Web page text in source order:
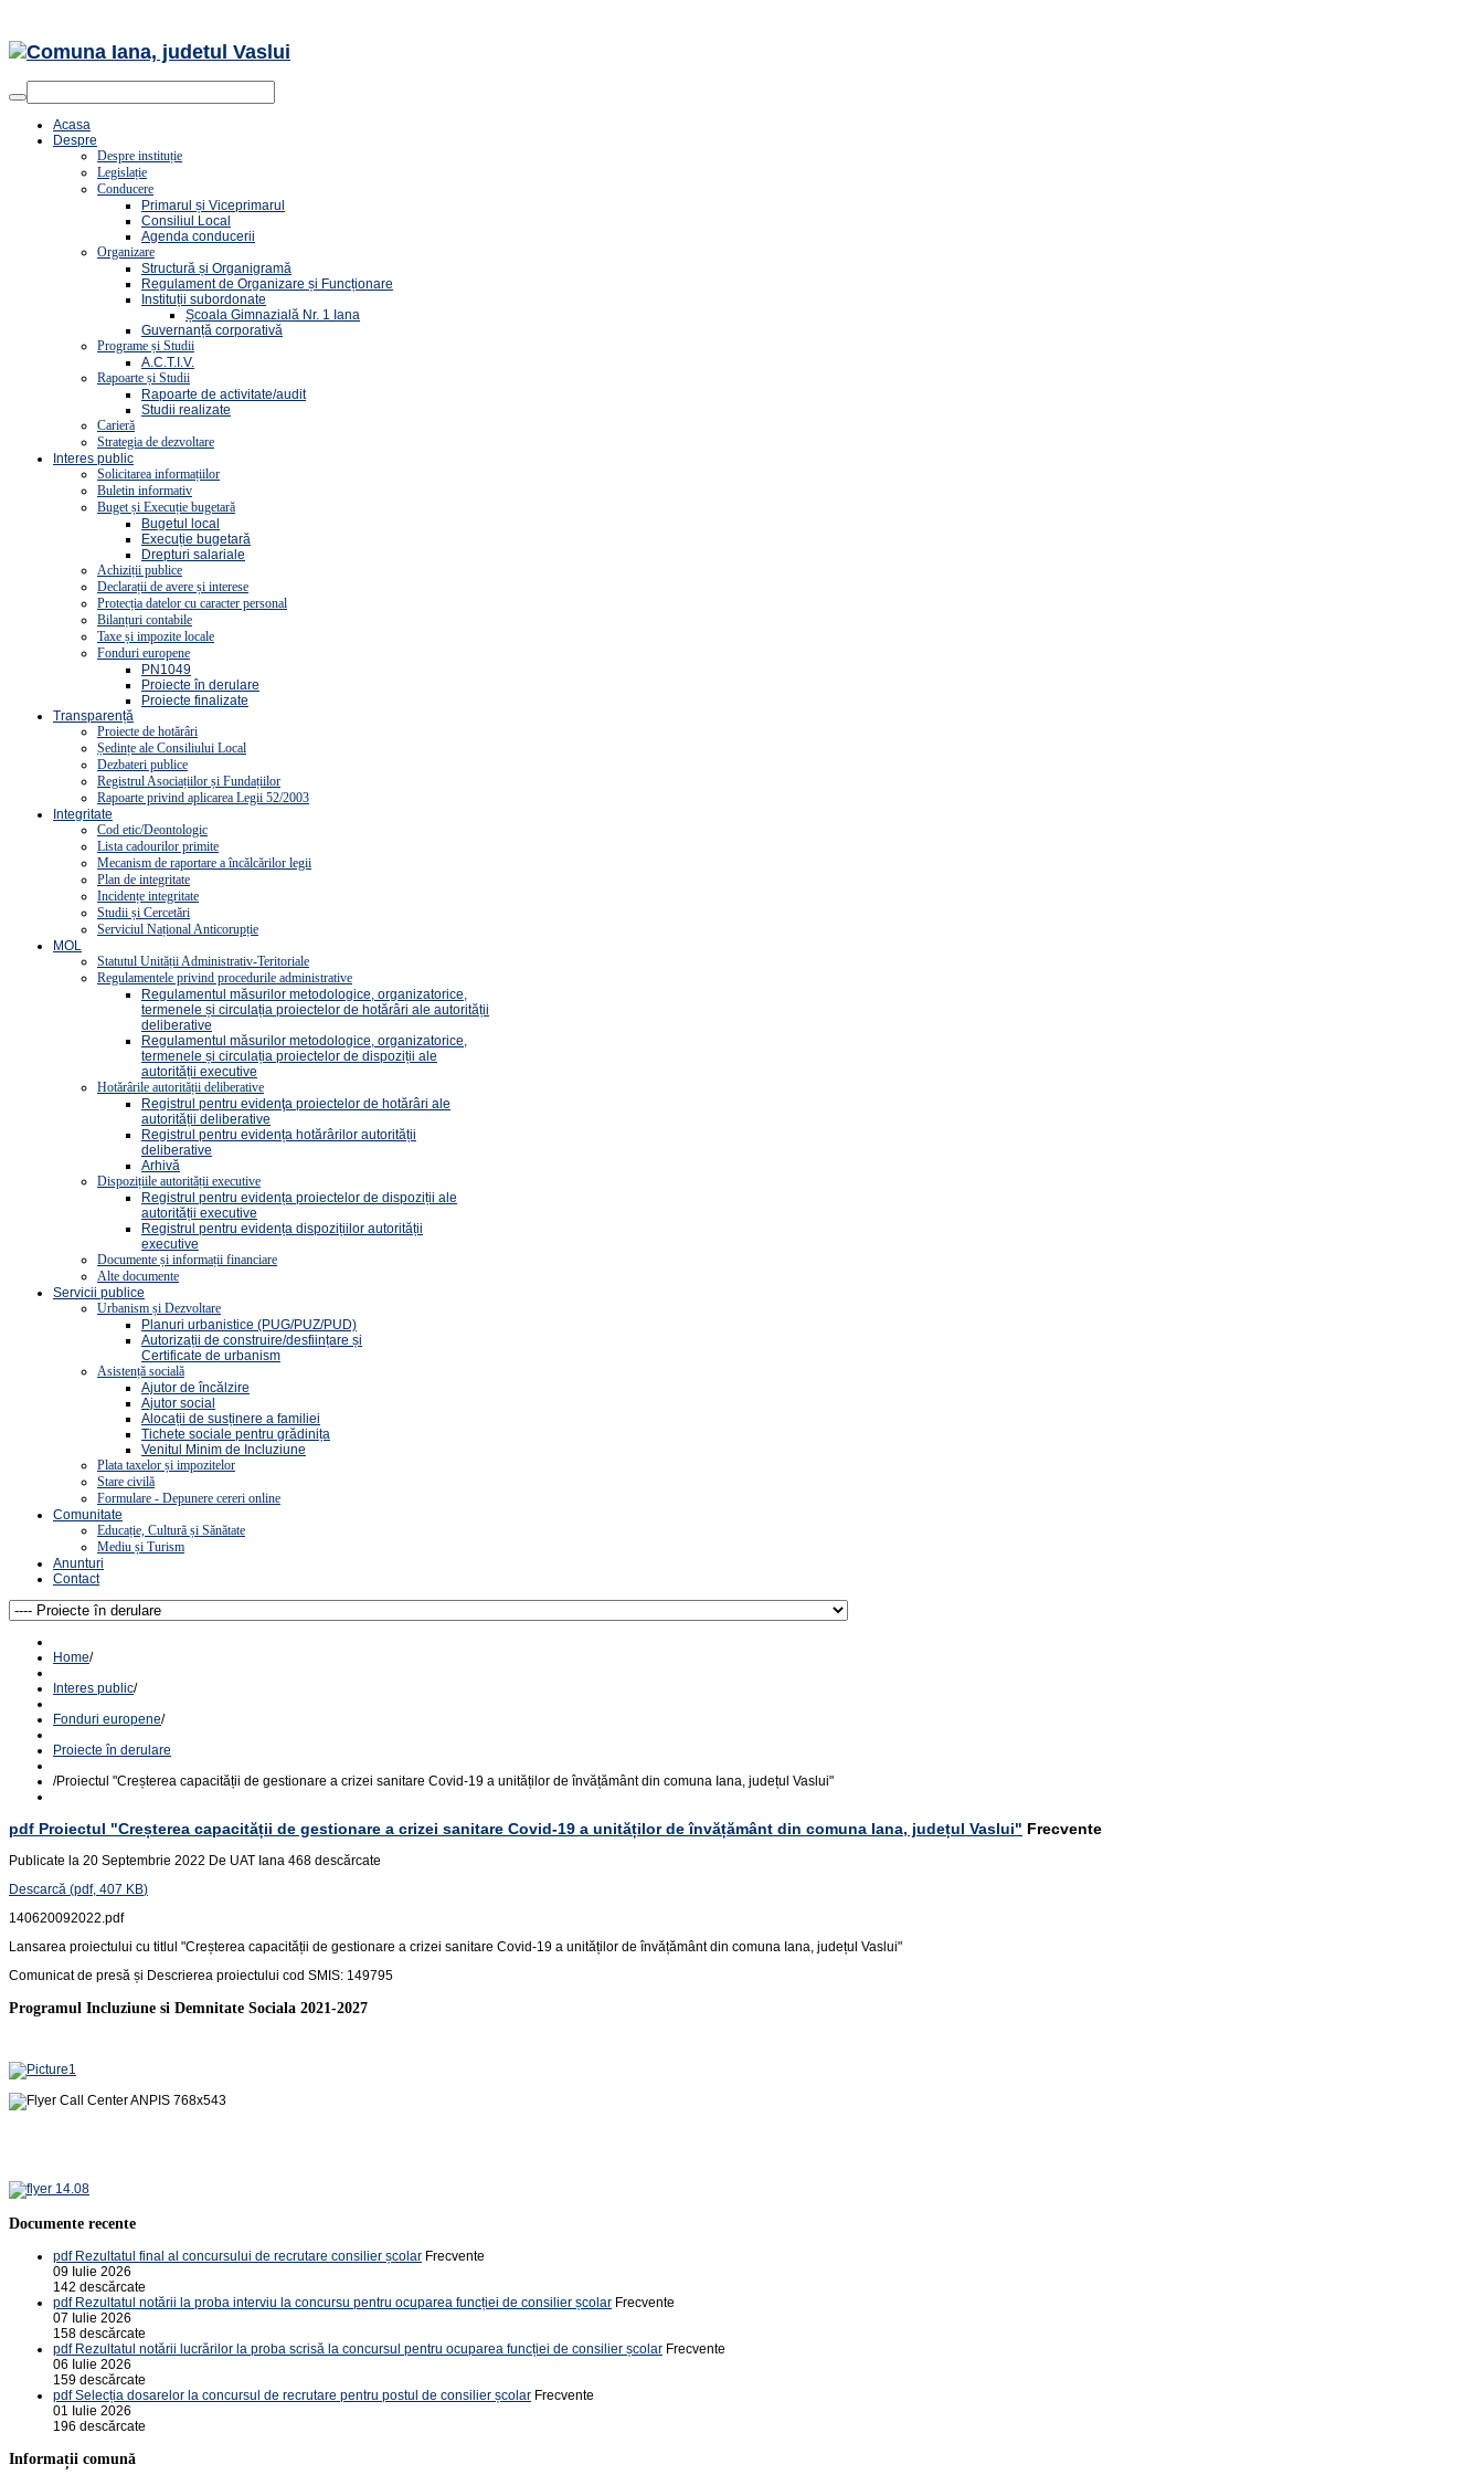
Acasa
Despre
Despre instituție
Legislație
Conducere
Primarul și Viceprimarul
Consiliul Local
Agenda conducerii
Organizare
Structură și Organigramă
Regulament de Organizare și Funcționare
Instituții subordonate
Școala Gimnazială Nr. 1 Iana
Guvernanță corporativă
Programe și Studii
A.C.T.I.V.
Rapoarte și Studii
Rapoarte de activitate/audit
Studii realizate
Carieră
Strategia de dezvoltare
Interes public
Solicitarea informațiilor
Buletin informativ
Buget și Execuție bugetară
Bugetul local
Execuție bugetară
Drepturi salariale
Achiziții publice
Declarații de avere și interese
Protecția datelor cu caracter personal
Bilanțuri contabile
Taxe și impozite locale
Fonduri europene
PN1049
Proiecte în derulare
Proiecte finalizate
Transparență
Proiecte de hotărâri
Ședințe ale Consiliului Local
Dezbateri publice
Registrul Asociațiilor și Fundațiilor
Rapoarte privind aplicarea Legii 52/2003
Integritate
Cod etic/Deontologic
Lista cadourilor primite
Mecanism de raportare a încălcărilor legii
Plan de integritate
Incidențe integritate
Studii și Cercetări
Serviciul Național Anticorupție
MOL
Statutul Unității Administrativ-Teritoriale
Regulamentele privind procedurile administrative
Regulamentul măsurilor metodologice, organizatorice,
termenele și circulația proiectelor de hotărâri ale autorității
deliberative
Regulamentul măsurilor metodologice, organizatorice,
termenele și circulația proiectelor de dispoziții ale
autorității executive
Hotărârile autorității deliberative
Registrul pentru evidenţa proiectelor de hotărâri ale
autorității deliberative
Registrul pentru evidența hotărârilor autorității
deliberative
Arhivă
Dispozițiile autorității executive
Registrul pentru evidența proiectelor de dispoziții ale
autorității executive
Registrul pentru evidența dispozițiilor autorității
executive
Documente și informații financiare
Alte documente
Servicii publice
Urbanism și Dezvoltare
Planuri urbanistice (PUG/PUZ/PUD)
Autorizații de construire/desființare și
Certificate de urbanism
Asistență socială
Ajutor de încălzire
Ajutor social
Alocații de susținere a familiei
Tichete sociale pentru grădinița
Venitul Minim de Incluziune
Plata taxelor și impozitelor
Stare civilă
Formulare - Depunere cereri online
Comunitate
Educație, Cultură și Sănătate
Mediu și Turism
Anunturi
Contact
Home/
Interes public/
Fonduri europene/
Proiecte în derulare
/Proiectul "Creșterea capacității de gestionare a crizei sanitare Covid-19 a unităților de învățământ din comuna Iana, județul Vaslui"
pdf Proiectul "Creșterea capacității de gestionare a crizei sanitare Covid-19 a unităților de învățământ din comuna Iana, județul Vaslui" Frecvente
Publicate la 20 Septembrie 2022 De UAT Iana 468 descărcate
Descarcă (pdf, 407 KB)
140620092022.pdf
Lansarea proiectului cu titlul "Creșterea capacității de gestionare a crizei sanitare Covid-19 a unităților de învățământ din comuna Iana, județul Vaslui"
Comunicat de presă și Descrierea proiectului cod SMIS: 149795
Programul Incluziune si Demnitate Sociala 2021-2027
Documente recente
pdf Rezultatul final al concursului de recrutare consilier școlar Frecvente
09 Iulie 2026
142 descărcate
pdf Rezultatul notării la proba interviu la concursu pentru ocuparea funcției de consilier școlar Frecvente
07 Iulie 2026
158 descărcate
pdf Rezultatul notării lucrărilor la proba scrisă la concursul pentru ocuparea funcției de consilier școlar Frecvente
06 Iulie 2026
159 descărcate
pdf Selecția dosarelor la concursul de recrutare pentru postul de consilier școlar Frecvente
01 Iulie 2026
196 descărcate
Informații comună